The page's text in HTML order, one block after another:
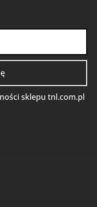
sklepu tnl.com.pl